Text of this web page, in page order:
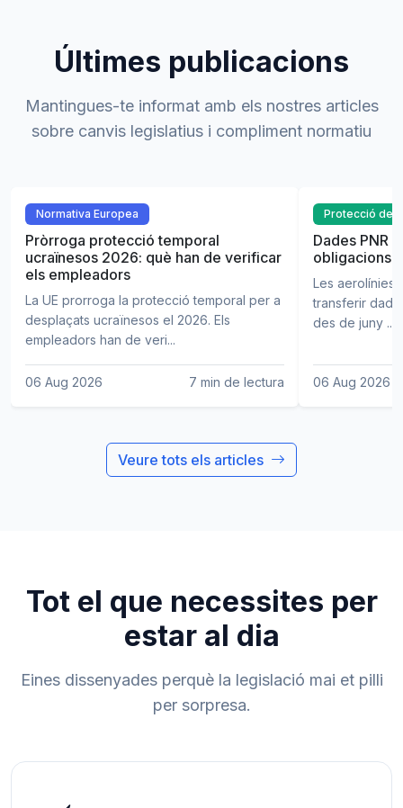
Últimes publicacions
Mantingues-te informat amb els nostres articles
sobre canvis legislatius i compliment normatiu
Normativa Europea
Pròrroga protecció temporal
ucraïnesos 2026: què han de verificar
els empleadors
La UE prorroga la protecció temporal per a
desplaçats ucraïnesos el 2026. Els
empleadors han de veri...
06 Aug 2026 7 min de lectura
Protecció de
Dades PNR
obligacions
Les aerolínies
transferir
des de juny ...
06 Aug 2026
Veure tots els articles
Tot el que necessites per
estar al dia
Eines dissenyades perquè la legislació mai et pilli
per sorpresa.